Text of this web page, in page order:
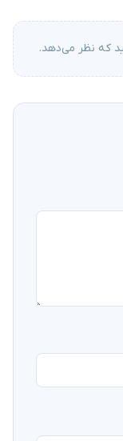
که نظر می‌دهد.